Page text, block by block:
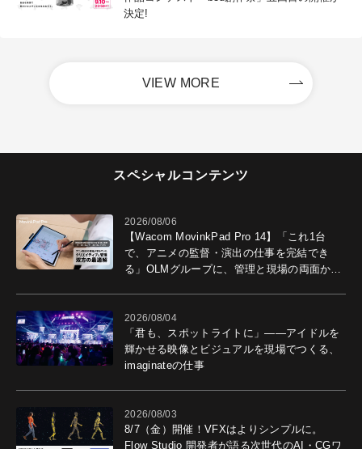
決定!
VIEW MORE
スペシャルコンテンツ
2026/08/06
【Wacom MovinkPad Pro 14】「これ1台
で、アニメの監督・演出の仕事を完結でき
る」OLMグループに、管理と現場の両面から
2026/08/04
「君も、スポットライトに」――アイドルを
輝かせる映像とビジュアルを現場でつくる、
imaginateの仕事
2026/08/03
8/7（金）開催！VFXはよりシンプルに。
Flow Studio 開発者が語る次世代のAI・CGワ